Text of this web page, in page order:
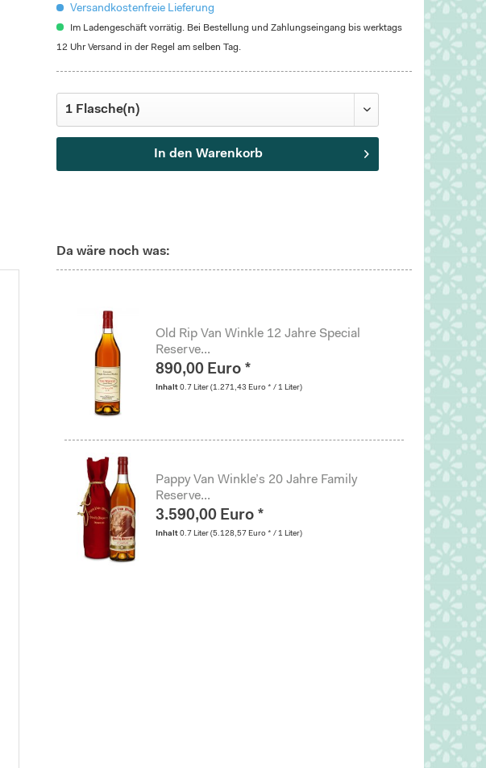
Versandkostenfreie Lieferung
Im Ladengeschäft vorrätig. Bei Bestellung und Zahlungseingang bis werktags
12 Uhr Versand in der Regel am selben Tag.
In den Warenkorb
Da wäre noch was:
Old Rip Van Winkle 12 Jahre Special
Reserve...
890,00 Euro *
Inhalt 0.7 Liter (1.271,43 Euro * / 1 Liter)
Pappy Van Winkle’s 20 Jahre Family
Reserve...
3.590,00 Euro *
Inhalt 0.7 Liter (5.128,57 Euro * / 1 Liter)